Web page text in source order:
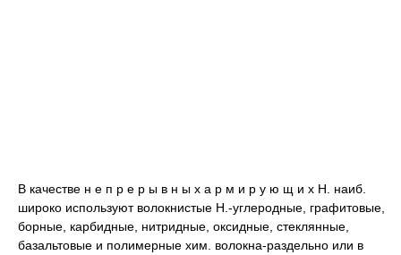
В качестве н е п р е р ы в н ы х а р м и р у ю щ и х Н. наиб.
широко используют волокнистые Н.-углеродные, графитовые,
борные, карбидные, нитридные, оксидные, стеклянные,
базальтовые и полимерные хим. волокна-раздельно или в